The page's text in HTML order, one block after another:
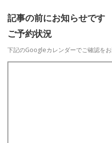
記事の前にお知らせです
ご予約状況
下記のGoogleカレンダーでご確認をお